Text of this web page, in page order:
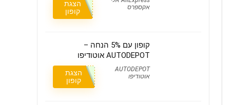
אקספרס
הצגת
קופון
קופון עם 5% הנחה –
AUTODEPOT אוטודיפו
AUTODEPOT
אוטודיפו
הצגת
קופון